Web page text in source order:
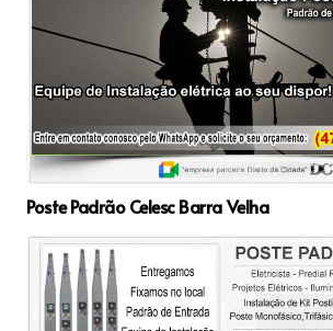
Poste Padrão Celesc Barra Velha